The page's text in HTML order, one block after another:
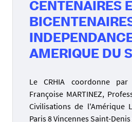
CENTENAIRES
AMERIQUE DU
Le CRHIA coordonne par
Françoise MARTINEZ,
Civilisations de l'Amérique
Paris 8 Vincennes Saint-